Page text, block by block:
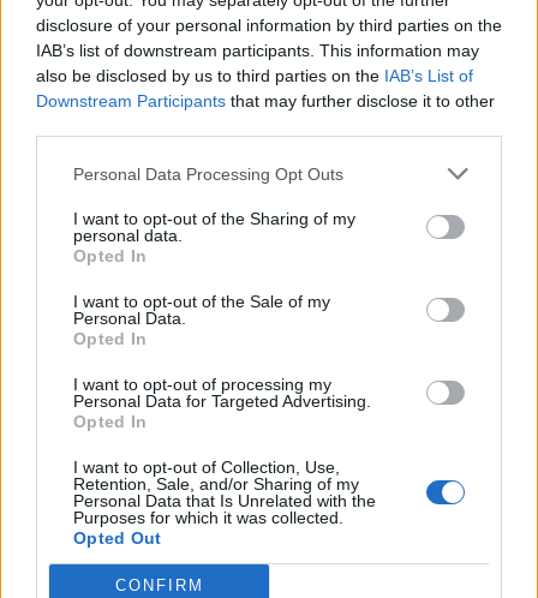
disclosure of your personal information by third parties on the
IAB’s list of downstream participants. This information may
also be disclosed by us to third parties on the IAB’s List of
Downstream Participants that may further disclose it to other
Personal Data Processing Opt Outs
I want to opt-out of the Sharing of my
personal data.
Opted In
I want to opt-out of the Sale of my
Personal Data.
Opted In
I want to opt-out of processing my
Personal Data for Targeted Advertising.
Opted In
I want to opt-out of Collection, Use,
Retention, Sale, and/or Sharing of my
Personal Data that Is Unrelated with the
Purposes for which it was collected.
Opted Out
CONFIRM
Hódmezővásárhely iskolaépítés FERROÉP Zrt. oktatási beruházás
Másfélszeresére bővítik Hódmezővásárhely jó hírű
református iskoláját
A Szőnyi Benjámin Általános Iskola fejlesztését a FERROÉP
Látványos építési szakasz indult be a
mérföldköve a felülvizsgálat
árnyékában?